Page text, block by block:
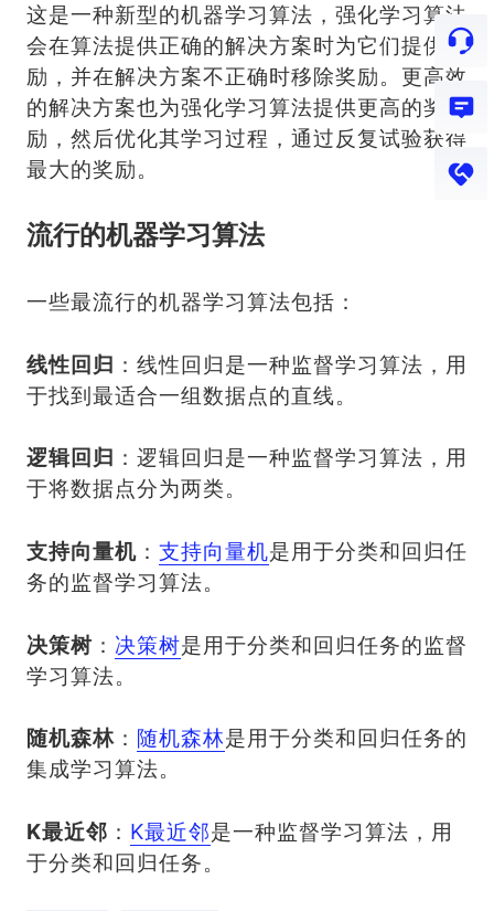
这是一种新型的机器学习算法，强化学习算法
会在算法提供正确的解决方案时为它们提供奖
励，并在解决方案不正确时移除奖励。更高效
的解决方案也为强化学习算法提供更高的奖
励，然后优化其学习过程，通过反复试验获得
最大的奖励。
流行的机器学习算法
一些最流行的机器学习算法包括：
线性回归 ：线性回归是一种监督学习算法，用
于找到最适合一组数据点的直线。
逻辑回归 ：逻辑回归是一种监督学习算法，用
于将数据点分为两类。
支持向量机： 支持向量机是用于分类和回归任
务的监督学习算法。
决策树 ： 决策树是用于分类和回归任务的监督
学习算法。
随机森林： 随机森林是用于分类和回归任务的
集成学习算法。
K最近邻 ： K最近邻是一种监督学习算法，用
于分类和回归任务。